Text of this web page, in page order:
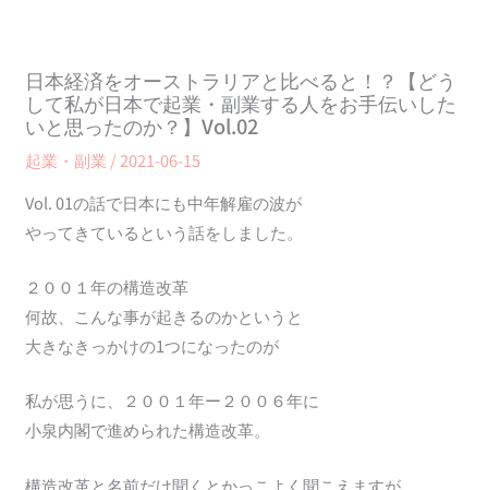
日本経済をオーストラリアと比べると！？【どう
して私が日本で起業・副業する人をお手伝いした
いと思ったのか？】Vol.02
起業・副業 / 2021-06-15
Vol. 01の話で日本にも中年解雇の波が
やってきているという話をしました。
２００１年の構造改革
何故、こんな事が起きるのかというと
大きなきっかけの1つになったのが
私が思うに、２００１年ー２００６年に
小泉内閣で進められた構造改革。
構造改革と名前だけ聞くとかっこよく聞こえますが